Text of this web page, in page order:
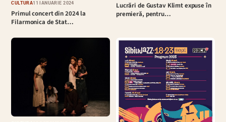
CULTURĂ11 IANUARIE 2024
Primul concert din 2024 la
Filarmonica de Stat…
Lucrări de Gustav Klimt expuse în
premieră, pentru…